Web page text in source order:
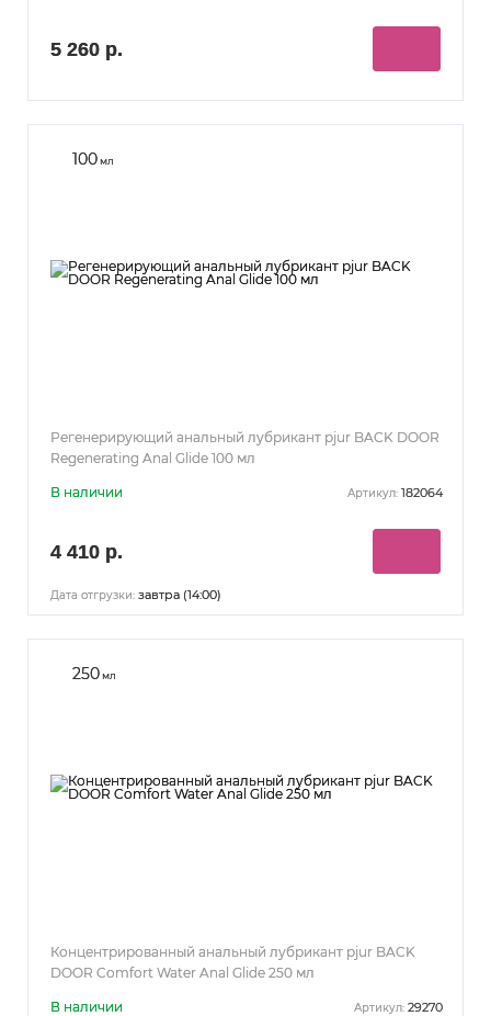
5 260 р.
100мл
Регенерирующий анальный лубрикант pjur BACK DOOR
Regenerating Anal Glide 100 мл
В наличии Артикул: 182064
4 410 р.
Дата отгрузки: завтра (14:00)
250мл
Концентрированный анальный лубрикант pjur BACK
DOOR Comfort Water Anal Glide 250 мл
В наличии Артикул: 29270